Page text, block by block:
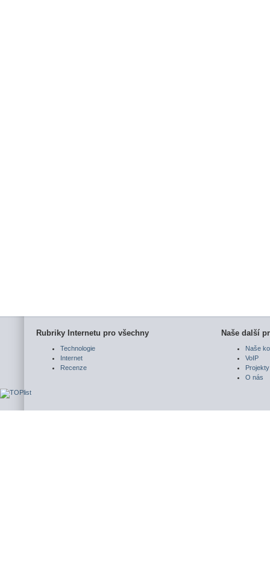
Rubriky Internetu pro všechny
Technologie
Internet
Recenze
Naše další
Naše
VoIP
Projekty
O nás